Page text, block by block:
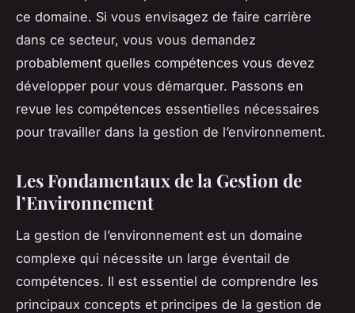
ce domaine. Si vous envisagez de faire carrière
dans ce secteur, vous vous demandez
probablement quelles compétences vous devez
développer pour vous démarquer. Passons en
revue les compétences essentielles nécessaires
pour travailler dans la gestion de l’environnement.
Les Fondamentaux de la Gestion de
l’Environnement
La gestion de l’environnement est un domaine
complexe qui nécessite un large éventail de
compétences. Il est essentiel de comprendre les
principaux concepts et principes de la gestion de